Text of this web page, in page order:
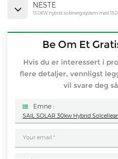
NESTE
150KW hybrid solenergisystem med
Be Om Et
Hvis du er interessert i
flere detaljer, vennligst
vil svare deg
Emne :